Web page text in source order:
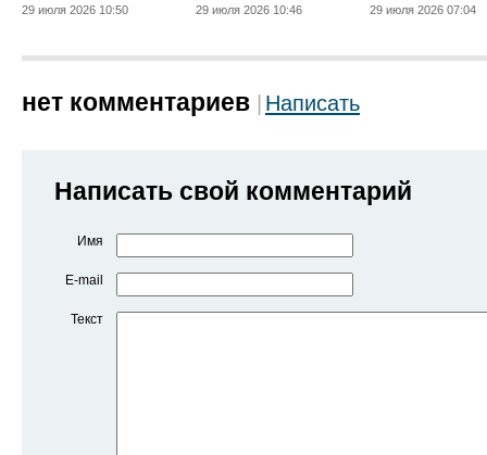
29 июля 2026 10:50 29 июля 2026 10:46 29 июля 2026 07:04
нет комментариев Написать
Написать свой комментарий
Имя
E-mail
Текст